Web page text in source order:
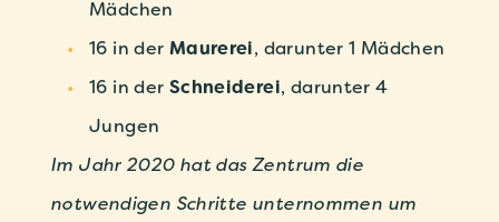
Mädchen
16 in der Maurerei, darunter 1 Mädchen
16 in der Schneiderei, darunter 4
Jungen
Im Jahr 2020 hat das Zentrum die
notwendigen Schritte unternommen um